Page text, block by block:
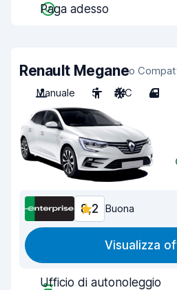
Paga adesso
Renault Meganeo
Manuale
5 A/C 4
8,2 Buona
Visualizza
Ufficio di autonoleggio